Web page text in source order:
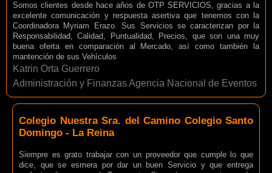
Somos clientes desde hace años de OTP SERVICIOS, gracias a la
excelente comunicación y respuesta asertiva que tenemos con la
Coordinadora Myriam Erazo. Sus Servicios se caracterizan por la
Responsabilidad, Calidad, Puntualidad, Precios, que son una muy
buena oferta en comparación al Mercado, así como también la
mantención de sus Vehículos
Katrin Orta Guerrero
Administración y Finanzas Agencia Nacional de Eventos
Colegio Nuestra Sra. del Camino Colegio Santo
Domingo - La Reina
Siempre es grato trabajar con un proveedor que cumple lo que
dice, que se esmera por dar un buen Servicio y que entrega